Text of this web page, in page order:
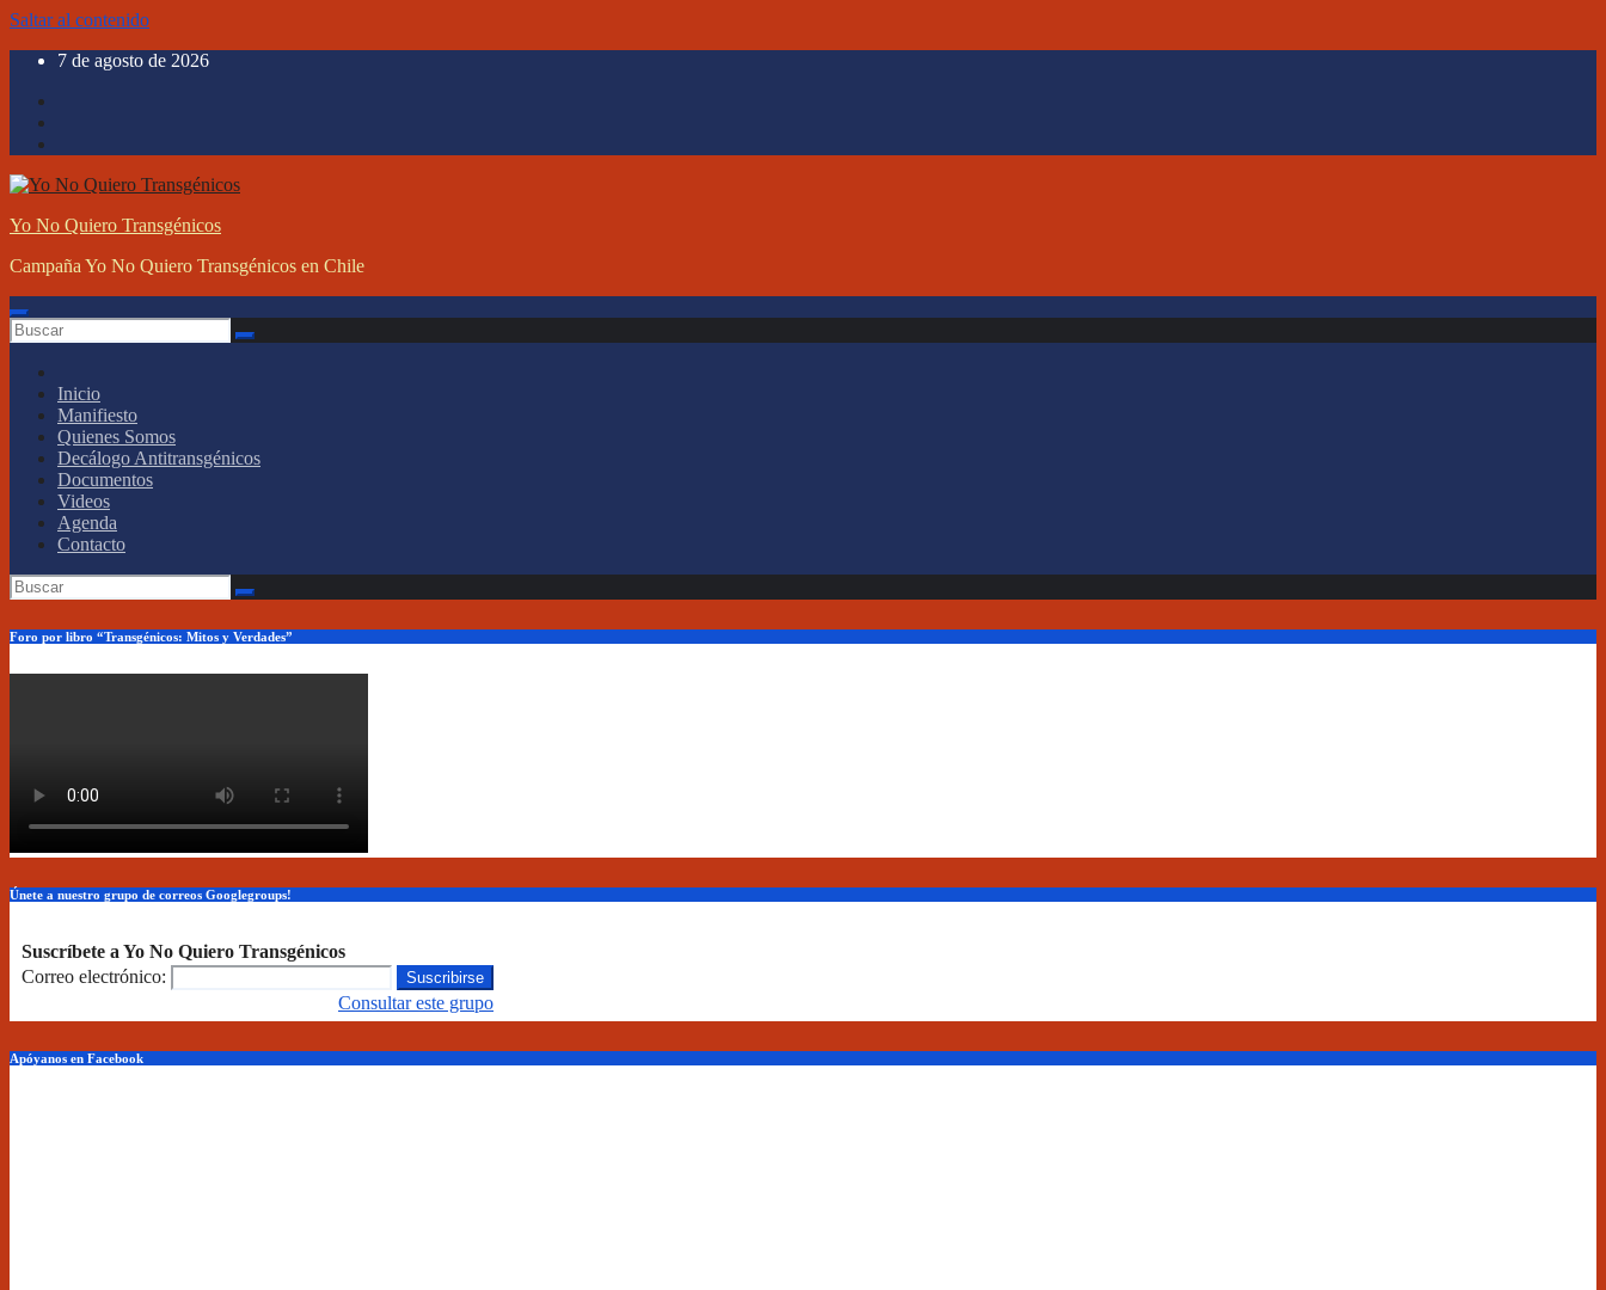
Saltar al contenido
7 de agosto de 2026
Yo No Quiero Transgénicos
Campaña Yo No Quiero Transgénicos en Chile
Inicio
Manifiesto
Quienes Somos
Decálogo Antitransgénicos
Documentos
Videos
Agenda
Contacto
Foro por libro “Transgénicos: Mitos y Verdades”
Únete a nuestro grupo de correos Googlegroups!
Suscríbete a Yo No Quiero Transgénicos
Correo electrónico:
Consultar este grupo
Apóyanos en Facebook